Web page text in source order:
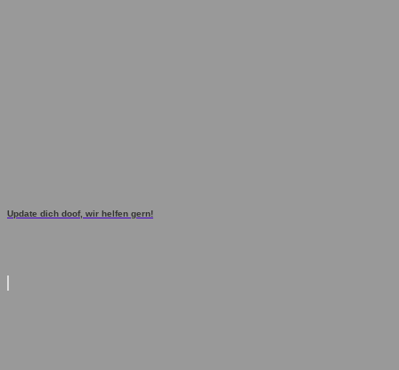
Update dich doof, wir helfen gern!